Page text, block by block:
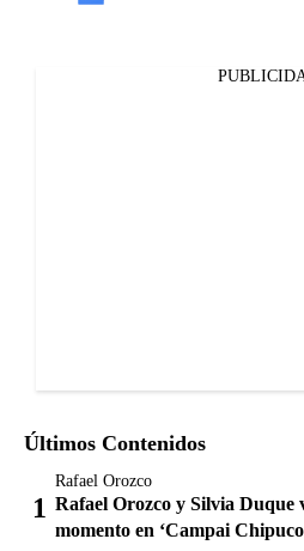
Últimos Contenidos
Rafael Orozco
Rafael Orozco y Silvia Duque
momento en ‘Campai